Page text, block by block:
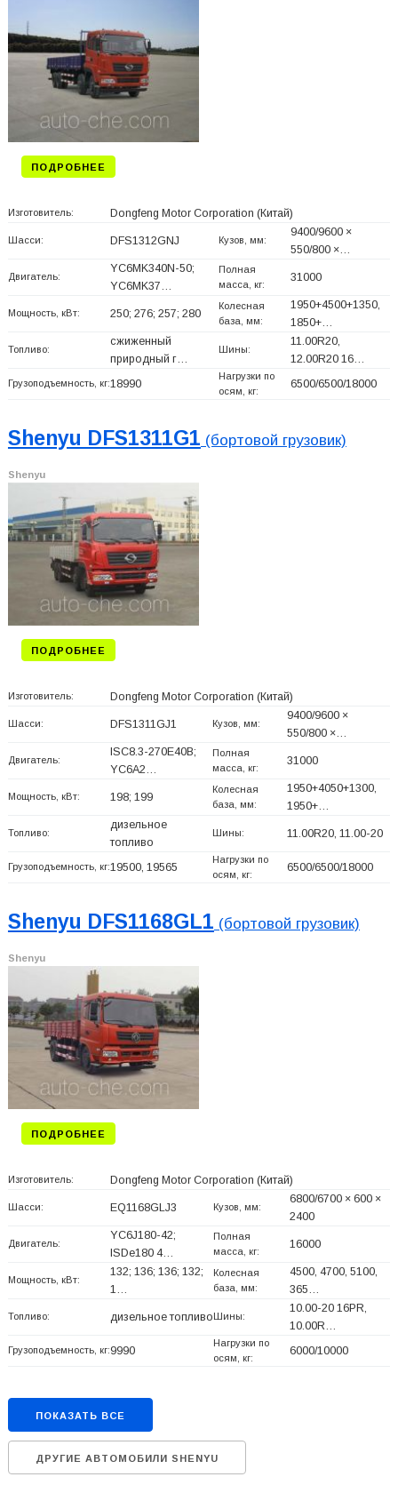
ПОДРОБНЕЕ
Изготовитель: Dongfeng Motor Corporation (Китай)
Шасси: DFS1312GNJ Кузов, мм:
9400/9600 ×
550/800 ×…
Двигатель:
YC6MK340N-50;
YC6MK37…
Полная
масса, кг:
31000
Мощность, кВт: 250; 276; 257; 280
Колесная
база, мм:
1950+4500+1350,
1850+…
Топливо:
сжиженный
природный г…
Шины:
11.00R20,
12.00R20 16…
Грузоподъемность, кг:18990
Нагрузки по
осям, кг:
6500/6500/18000
Shenyu DFS1311G1 (бортовой грузовик)
Shenyu
ПОДРОБНЕЕ
Изготовитель: Dongfeng Motor Corporation (Китай)
Шасси: DFS1311GJ1 Кузов, мм:
9400/9600 ×
550/800 ×…
Двигатель:
ISC8.3-270E40B;
YC6A2…
Полная
масса, кг:
31000
Мощность, кВт: 198; 199
Колесная
база, мм:
1950+4050+1300,
1950+…
Топливо:
дизельное
топливо
Шины: 11.00R20, 11.00-20
Грузоподъемность, кг:19500, 19565
Нагрузки по
осям, кг:
6500/6500/18000
Shenyu DFS1168GL1 (бортовой грузовик)
Shenyu
ПОДРОБНЕЕ
Изготовитель: Dongfeng Motor Corporation (Китай)
Шасси: EQ1168GLJ3 Кузов, мм:
6800/6700 × 600 ×
2400
Двигатель:
YC6J180-42;
ISDe180 4…
Полная
масса, кг:
16000
Мощность, кВт:
132; 136; 136; 132;
1…
Колесная
база, мм:
4500, 4700, 5100,
365…
Топливо: дизельное топливоШины:
10.00-20 16PR,
10.00R…
Грузоподъемность, кг:9990
Нагрузки по
осям, кг:
6000/10000
ПОКАЗАТЬ ВСЕ
ДРУГИЕ АВТОМОБИЛИ SHENYU